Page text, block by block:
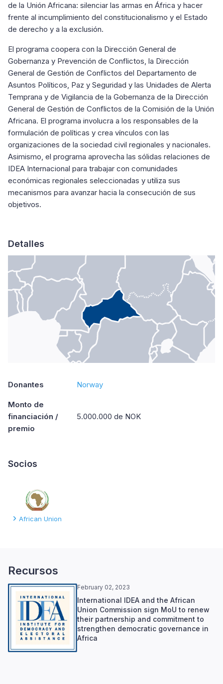
de la Unión Africana: silenciar las armas en África y hacer
frente al incumplimiento del constitucionalismo y el Estado
de derecho y a la exclusión.
El programa coopera con la Dirección General de
Gobernanza y Prevención de Conflictos, la Dirección
General de Gestión de Conflictos del Departamento de
Asuntos Políticos, Paz y Seguridad y las Unidades de Alerta
Temprana y de Vigilancia de la Gobernanza de la Dirección
General de Gestión de Conflictos de la Comisión de la Unión
Africana. El programa involucra a los responsables de la
formulación de políticas y crea vínculos con las
organizaciones de la sociedad civil regionales y nacionales.
Asimismo, el programa aprovecha las sólidas relaciones de
IDEA Internacional para trabajar con comunidades
económicas regionales seleccionadas y utiliza sus
mecanismos para avanzar hacia la consecución de sus
objetivos.
Detalles
Donantes Norway
Monto de
financiación /
premio
5.000.000 de NOK
Socios
African Union
Recursos
February 02, 2023
International IDEA and the African
Union Commission sign MoU to renew
their partnership and commitment to
strengthen democratic governance in
Africa